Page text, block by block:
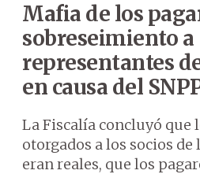
Mafia de los
sobreseimiento a
representantes
en causa del
La Fiscalía concluyó que
otorgados a los socios de
eran reales, que los